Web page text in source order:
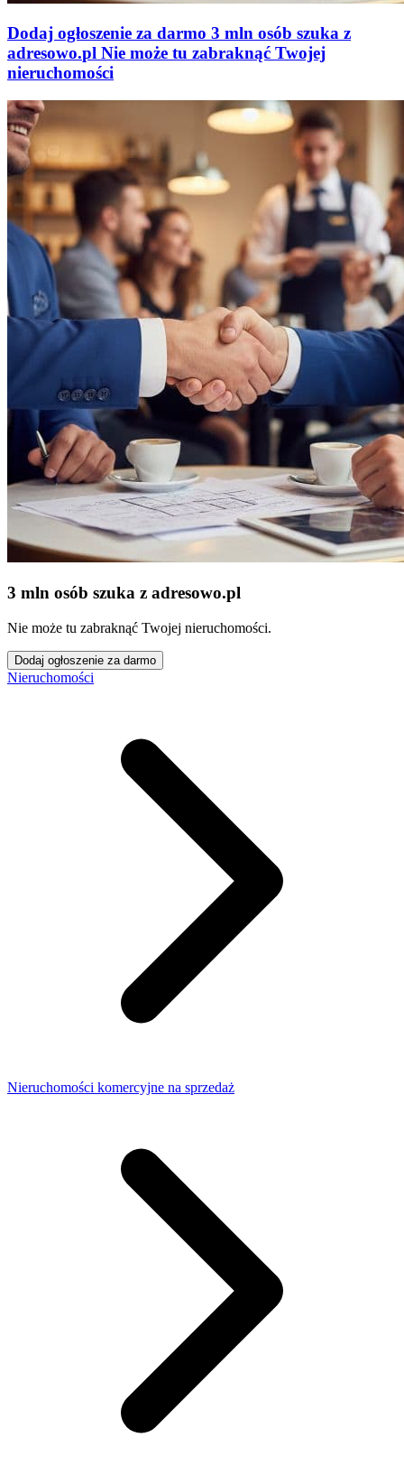
Dodaj ogłoszenie za darmo 3 mln osób szuka z
adresowo.pl Nie może tu zabraknąć Twojej
nieruchomości
3 mln osób szuka z adresowo.pl
Nie może tu zabraknąć Twojej nieruchomości.
Dodaj ogłoszenie za darmo
Nieruchomości
Nieruchomości komercyjne na sprzedaż